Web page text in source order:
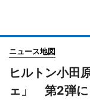
ニュース地図
ヒルトン小田
ェ」 第2弾に